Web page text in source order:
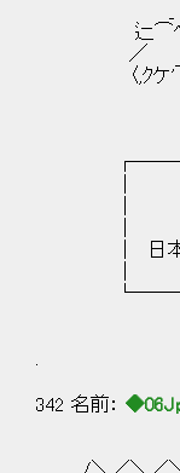
_ ..-‐'⌒ｰ-
辷⌒ﾍ
／ ﾉ::仏-‐─
〈,ｸケ'
│ 内閣
│ 日本国の
342 名前：